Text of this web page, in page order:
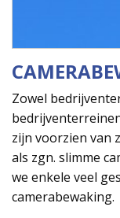
Zowel
zijn voorzien van
als zgn. slimme
we enkele veel
camerabewaking.